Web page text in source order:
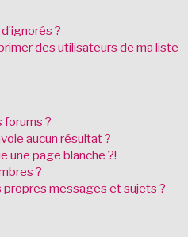
?
des utilisateurs de ma liste
forums ?
aucun résultat ?
une page blanche ?!
?
messages et sujets ?